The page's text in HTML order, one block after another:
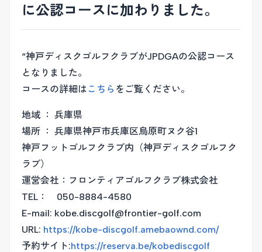
に公認コースに加わりました。
“神戸ディスクゴルフクラブがJPDGAの公認コース
となりました。
コースの詳細は こちら をご覧ください。
地域 ： 兵庫県
場所 ： 兵庫県神戸市兵庫区烏原町ヌク谷1
神戸フットゴルフクラブ内（神戸ディスクゴルフク
ラブ）
運営会社：フロンティアゴルフクラブ株式会社
TEL： 050-8884-4580
E-mail: kobe.discgolf@frontier-golf.com
URL: https://kobe-discgolf.amebaownd.com/
予約サイト:https://reserva.be/kobediscgolf